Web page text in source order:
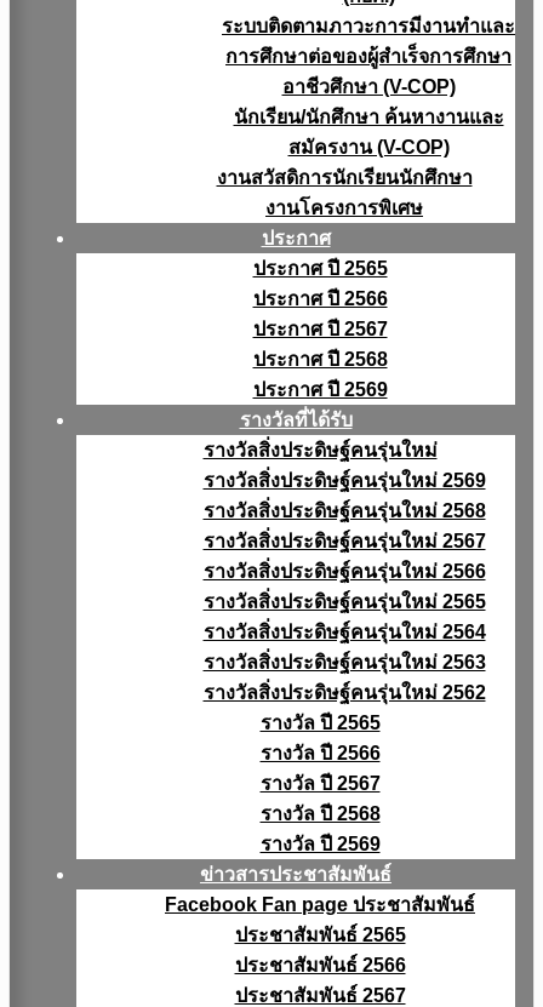
ระบบติดตามภาวะการมีงานทำและ
การศึกษาต่อของผู้สำเร็จการศึกษา
อาชีวศึกษา (V-COP)
นักเรียน/นักศึกษา ค้นหางานและ
สมัครงาน (V-COP)
งานสวัสดิการนักเรียนนักศึกษา
งานโครงการพิเศษ
ประกาศ
ประกาศ ปี 2565
ประกาศ ปี 2566
ประกาศ ปี 2567
ประกาศ ปี 2568
ประกาศ ปี 2569
รางวัลที่ได้รับ
รางวัลสิ่งประดิษฐ์คนรุ่นใหม่
รางวัลสิ่งประดิษฐ์คนรุ่นใหม่ 2569
รางวัลสิ่งประดิษฐ์คนรุ่นใหม่ 2568
รางวัลสิ่งประดิษฐ์คนรุ่นใหม่ 2567
รางวัลสิ่งประดิษฐ์คนรุ่นใหม่ 2566
รางวัลสิ่งประดิษฐ์คนรุ่นใหม่ 2565
รางวัลสิ่งประดิษฐ์คนรุ่นใหม่ 2564
รางวัลสิ่งประดิษฐ์คนรุ่นใหม่ 2563
รางวัลสิ่งประดิษฐ์คนรุ่นใหม่ 2562
รางวัล ปี 2565
รางวัล ปี 2566
รางวัล ปี 2567
รางวัล ปี 2568
รางวัล ปี 2569
ข่าวสารประชาสัมพันธ์
Facebook Fan page ประชาสัมพันธ์
ประชาสัมพันธ์ 2565
ประชาสัมพันธ์ 2566
ประชาสัมพันธ์ 2567